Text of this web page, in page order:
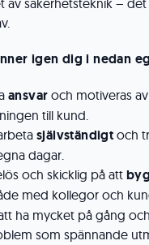
av säkerhetsteknik –
igen dig i nedan
ansvar och motiveras
till kund.
självständigt och
dagar.
och skicklig på att
med kollegor och
ha mycket på gång
som spännande